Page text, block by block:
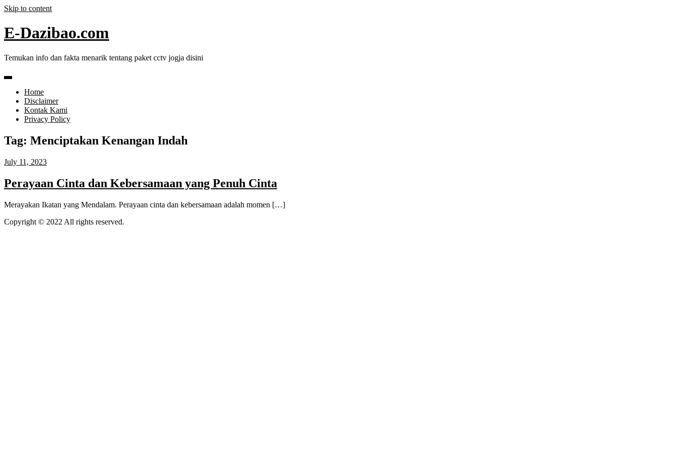
Skip to content
E-Dazibao.com
Temukan info dan fakta menarik tentang paket cctv jogja disini
Home
Disclaimer
Kontak Kami
Privacy Policy
Tag: Menciptakan Kenangan Indah
July 11, 2023
Perayaan Cinta dan Kebersamaan yang Penuh Cinta
Merayakan Ikatan yang Mendalam. Perayaan cinta dan kebersamaan adalah momen […]
Copyright © 2022 All rights reserved.